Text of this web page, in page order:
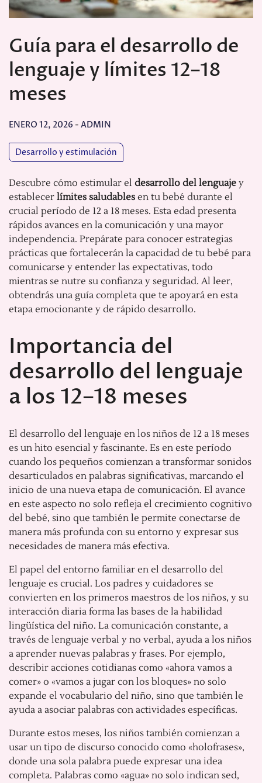
Guía para el desarrollo de
lenguaje y límites 12–18
meses
ENERO 12, 2026 - ADMIN
Desarrollo y estimulación
Descubre cómo estimular el desarrollo del lenguaje y
establecer límites saludables en tu bebé durante el
crucial período de 12 a 18 meses. Esta edad presenta
rápidos avances en la comunicación y una mayor
independencia. Prepárate para conocer estrategias
prácticas que fortalecerán la capacidad de tu bebé para
comunicarse y entender las expectativas, todo
mientras se nutre su confianza y seguridad. Al leer,
obtendrás una guía completa que te apoyará en esta
etapa emocionante y de rápido desarrollo.
Importancia del
desarrollo del lenguaje
a los 12–18 meses
El desarrollo del lenguaje en los niños de 12 a 18 meses
es un hito esencial y fascinante. Es en este período
cuando los pequeños comienzan a transformar sonidos
desarticulados en palabras significativas, marcando el
inicio de una nueva etapa de comunicación. El avance
en este aspecto no solo refleja el crecimiento cognitivo
del bebé, sino que también le permite conectarse de
manera más profunda con su entorno y expresar sus
necesidades de manera más efectiva.
El papel del entorno familiar en el desarrollo del
lenguaje es crucial. Los padres y cuidadores se
convierten en los primeros maestros de los niños, y su
interacción diaria forma las bases de la habilidad
lingüística del niño. La comunicación constante, a
través de lenguaje verbal y no verbal, ayuda a los niños
a aprender nuevas palabras y frases. Por ejemplo,
describir acciones cotidianas como «ahora vamos a
comer» o «vamos a jugar con los bloques» no solo
expande el vocabulario del niño, sino que también le
ayuda a asociar palabras con actividades específicas.
Durante estos meses, los niños también comienzan a
usar un tipo de discurso conocido como «holofrases»,
donde una sola palabra puede expresar una idea
completa. Palabras como «agua» no solo indican sed,